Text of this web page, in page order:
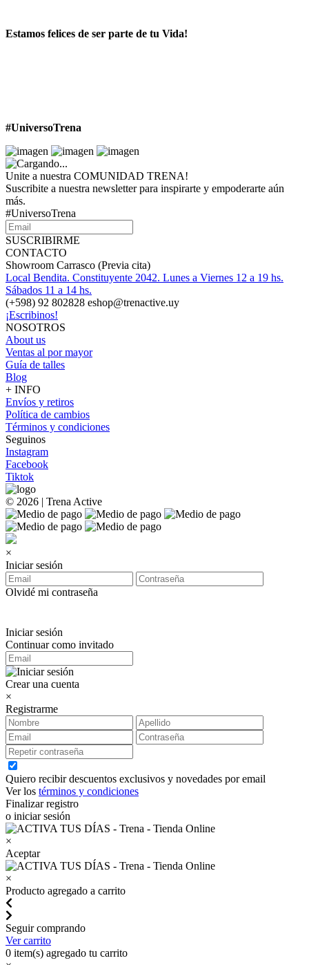
Estamos felices de ser parte de tu Vida!
#UniversoTrena
Unite a nuestra COMUNIDAD TRENA!
Suscribite a nuestra newsletter para inspirarte y empoderarte aún
más.
#UniversoTrena
SUSCRIBIRME
CONTACTO
Showroom Carrasco (Previa cita)
Local Bendita. Constituyente 2042. Lunes a Viernes 12 a 19 hs.
Sábados 11 a 14 hs.
(+598) 92 802828 eshop@trenactive.uy
¡Escribinos!
NOSOTROS
About us
Ventas al por mayor
Guía de talles
Blog
+ INFO
Envíos y retiros
Política de cambios
Términos y condiciones
Seguinos
Instagram
Facebook
Tiktok
© 2026 | Trena Active
×
Iniciar sesión
Olvidé mi contraseña
Iniciar sesión
Continuar como invitado
Crear una cuenta
×
Registrarme
Quiero recibir descuentos exclusivos y novedades por email
Ver los términos y condiciones
Finalizar registro
o iniciar sesión
×
Aceptar
×
Producto agregado a carrito
Seguir comprando
Ver carrito
0 item(s) agregado tu carrito